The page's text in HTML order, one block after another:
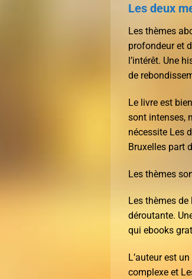
Les deux
Les thèmes
profondeur et
l’intérêt. Une
de
Le livre est
sont intenses,
nécessite Les
Bruxelles part
Les thèmes
Les thèmes
déroutante.
qui ebooks
L’auteur est
complexe et